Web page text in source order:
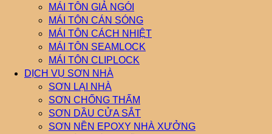
MÁI TÔN GIẢ NGÓI
MÁI TÔN CÁN SÓNG
MÁI TÔN CÁCH NHIỆT
MÁI TÔN SEAMLOCK
MÁI TÔN CLIPLOCK
DỊCH VỤ SƠN NHÀ
SƠN LẠI NHÀ
SƠN CHỐNG THẤM
SƠN DẦU CỬA SẮT
SƠN NỀN EPOXY NHÀ XƯỞNG